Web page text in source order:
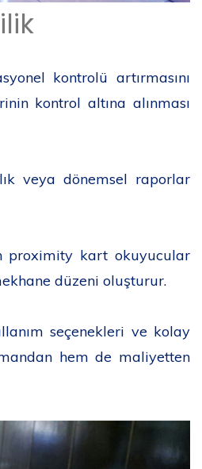
kontrolü artırmasını
kontrol altına alınması
veya dönemsel raporlar
proximity kart okuyucular
düzeni oluşturur.
seçenekleri ve kolay
hem de maliyetten